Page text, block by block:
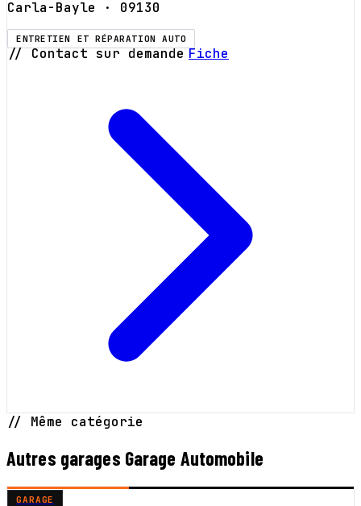
Carla-Bayle · 09130
ENTRETIEN ET RÉPARATION AUTO
// Contact sur demande Fiche
// Même catégorie
Autres garages Garage Automobile
GARAGE